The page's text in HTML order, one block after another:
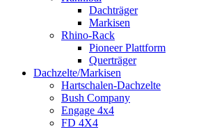
Dachträger
Markisen
Rhino-Rack
Pioneer Plattform
Querträger
Dachzelte/Markisen
Hartschalen-Dachzelte
Bush Company
Engage 4x4
FD 4X4